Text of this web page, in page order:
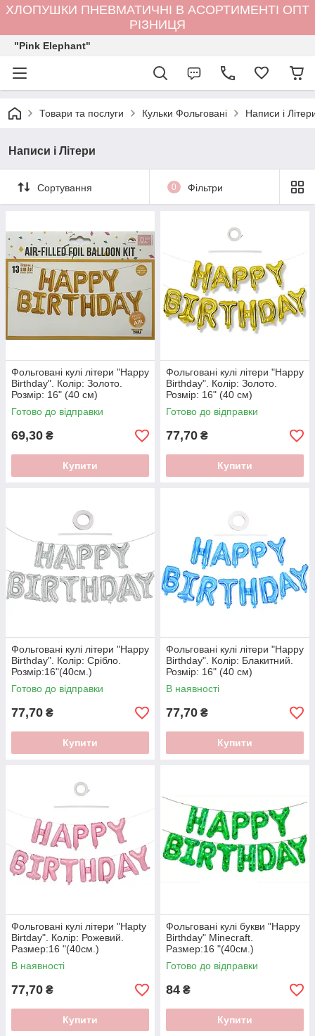
ХЛОПУШКИ ПНЕВМАТИЧНІ В АСОРТИМЕНТІ ОПТ
РІЗНИЦЯ
"Pink Elephant"
Товари та послуги Кульки Фольговані Написи і
Написи і Лiтери
Сортування 0 Фільтри
Фольговані кулі лiтери "Happy
Birthday". Колір: Золото.
Розмір: 16" (40 см)
Готово до відправки
69,30 ₴
Купити
Фольговані кулі лiтери "Happy
Birthday". Колір: Золото.
Розмір: 16" (40 см)
Готово до відправки
77,70 ₴
Купити
Фольговані кулі літери "Happy
Birthday". Колір: Срібло.
Розмiр:16"(40см.)
Готово до відправки
77,70 ₴
Купити
Фольговані кулі лiтери "Happy
Birthday". Колір: Блакитний.
Розмір: 16" (40 см)
В наявності
77,70 ₴
Купити
Фольговані кулі літери "Hapty
Birtday". Колір: Рожевий.
Размер:16 "(40см.)
В наявності
77,70 ₴
Купити
Фольговані кулі букви "Happy
Birthday" Minecraft.
Размер:16 "(40см.)
Готово до відправки
84 ₴
Купити